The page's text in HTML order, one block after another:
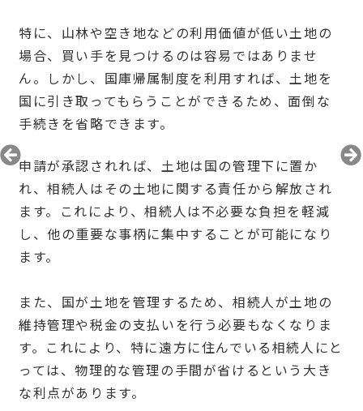
特に、山林や空き地などの利用価値が低い土地の
場合、買い手を見つけるのは容易ではありませ
ん。しかし、国庫帰属制度を利用すれば、土地を
国に引き取ってもらうことができるため、面倒な
手続きを省略できます。
申請が承認されれば、土地は国の管理下に置か
れ、相続人はその土地に関する責任から解放され
ます。これにより、相続人は不必要な負担を軽減
し、他の重要な事柄に集中することが可能になり
ます。
また、国が土地を管理するため、相続人が土地の
維持管理や税金の支払いを行う必要もなくなりま
す。これにより、特に遠方に住んでいる相続人にと
っては、物理的な管理の手間が省けるという大き
な利点があります。